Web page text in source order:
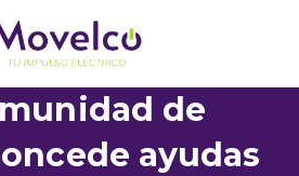
de
ayudas